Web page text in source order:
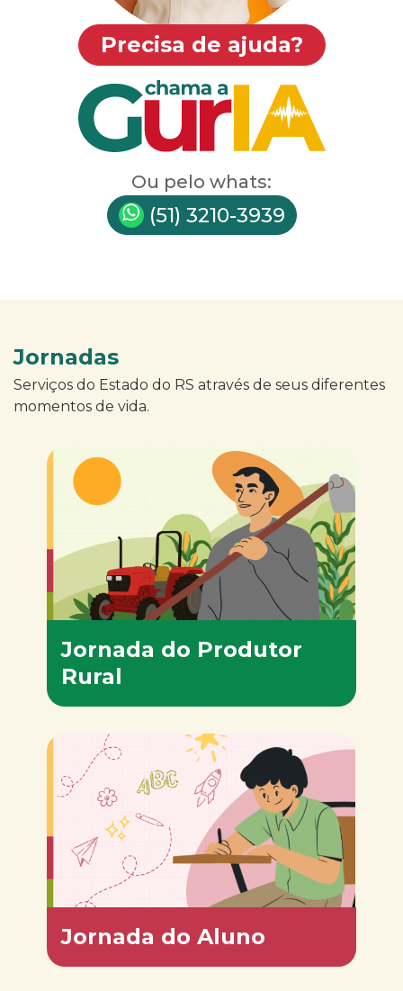
Precisa de ajuda?
Ou pelo whats:
(51) 3210-3939
Jornadas
Serviços do Estado do RS através de seus diferentes
momentos de vida.
Jornada do Produtor
Rural
Jornada do Aluno